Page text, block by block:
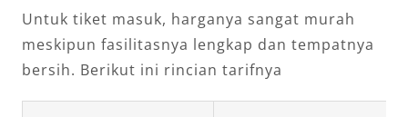
Untuk tiket masuk, harganya sangat murah
meskipun fasilitasnya lengkap dan tempatnya
bersih. Berikut ini rincian tarifnya